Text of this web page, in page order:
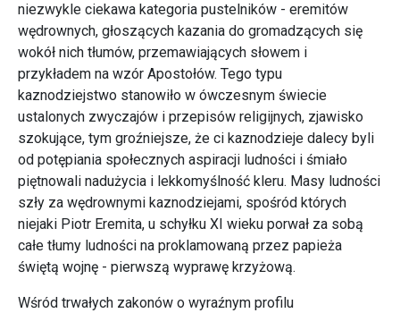
niezwykle ciekawa kategoria pustelników - eremitów
wędrownych, głoszących kazania do gromadzących się
wokół nich tłumów, przemawiających słowem i
przykładem na wzór Apostołów. Tego typu
kaznodziejstwo stanowiło w ówczesnym świecie
ustalonych zwyczajów i przepisów religijnych, zjawisko
szokujące, tym groźniejsze, że ci kaznodzieje dalecy byli
od potępiania społecznych aspiracji ludności i śmiało
piętnowali nadużycia i lekkomyślność kleru. Masy ludności
szły za wędrownymi kaznodziejami, spośród których
niejaki Piotr Eremita, u schyłku XI wieku porwał za sobą
całe tłumy ludności na proklamowaną przez papieża
świętą wojnę - pierwszą wyprawę krzyżową.
Wśród trwałych zakonów o wyraźnym profilu